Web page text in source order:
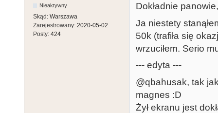
Nieaktywny
Skąd: Warszawa
Zarejestrowany: 2020-05-02
Posty: 424
Dokładnie
Ja niestety
50k (trafiła się
wrzuciłem. Serio
--- edyta ---
@qbahusak, tak
magnes :D
Żył ekranu jest